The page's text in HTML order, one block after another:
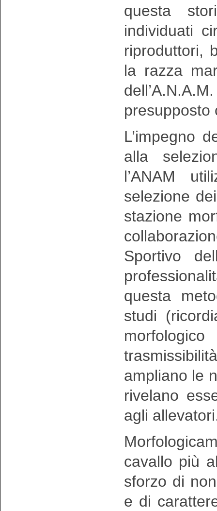
questa
individuati
riproduttori,
la razza
presupposto
L’impegno
alla
l’ANAM
selezione
stazione
Sportivo
questa
studi
ampliano le
rivelano
agli
cavallo più
sforzo di
e di